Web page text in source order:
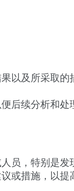
以及所采取
后续分析和处
员，特别是发
或措施，以